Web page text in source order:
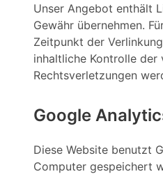
Unser Angebot enthält
Gewähr übernehmen.
Zeitpunkt der
inhaltliche Kontrolle der
Rechtsverletzungen
Google
Diese Website benutzt
Computer gespeichert